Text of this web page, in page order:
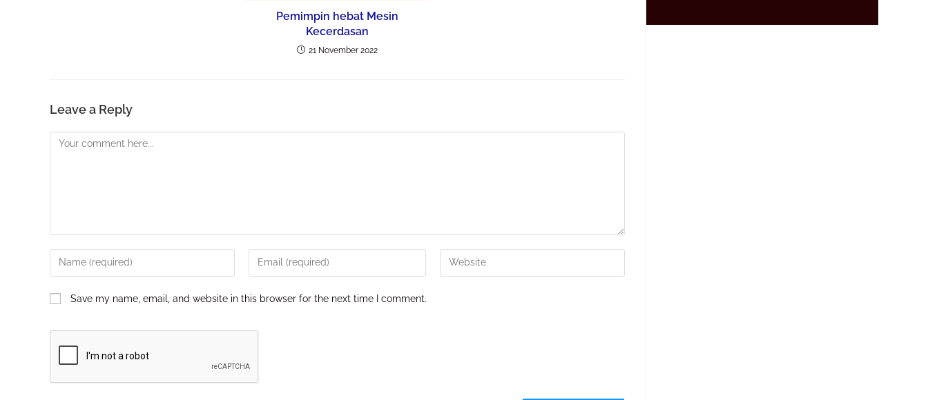
Pemimpin hebat Mesin
Kecerdasan
21 November 2022
Leave a Reply
Save my name, email, and website in this browser for the next time I comment.